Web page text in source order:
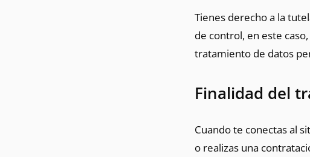
Tienes derecho a la
de control, en este
tratamiento de datos
Finalidad del
Cuando te conectas al
o realizas una